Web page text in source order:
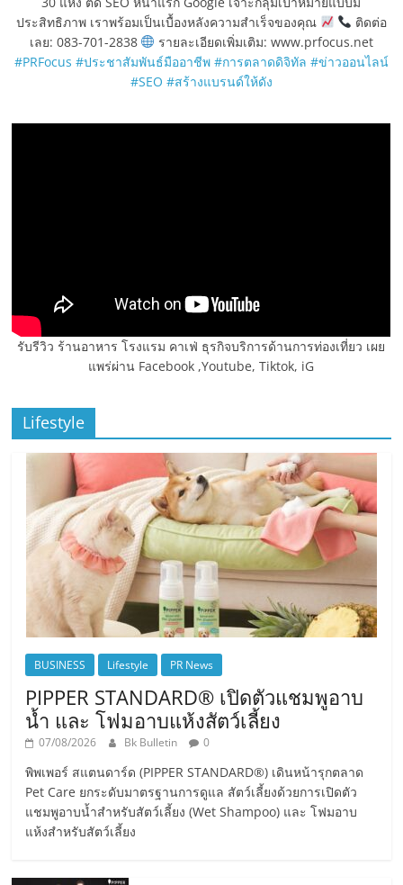
ประสิทธิภาพ เราพร้อมเป็นเบื้องหลังความสำเร็จของคุณ
ติดต่อ
เลย: 083-701-2838
รายละเอียดเพิ่มเติม: www.prfocus.net
#PRFocus #ประชาสัมพันธ์มืออาชีพ #การตลาดดิจิทัล #ข่าวออนไลน์
#SEO #สร้างแบรนด์ให้ดัง
รับรีวิว ร้านอาหาร โรงแรม คาเฟ่ ธุรกิจบริการด้านการท่องเที่ยว เผย
แพร่ผ่าน Facebook ,Youtube, Tiktok, iG
Lifestyle
BUSINESS Lifestyle PR News
PIPPER STANDARD® เปิดตัวแชมพูอาบ
น้ำ และ โฟมอาบแห้งสัตว์เลี้ยง
07/08/2026 Bk Bulletin 0
พิพเพอร์ สแตนดาร์ด (PIPPER STANDARD®) เดินหน้ารุกตลาด
Pet Care ยกระดับมาตรฐานการดูแล สัตว์เลี้ยงด้วยการเปิดตัว
แชมพูอาบน้ำสำหรับสัตว์เลี้ยง (Wet Shampoo) และ โฟมอาบ
แห้งสำหรับสัตว์เลี้ยง